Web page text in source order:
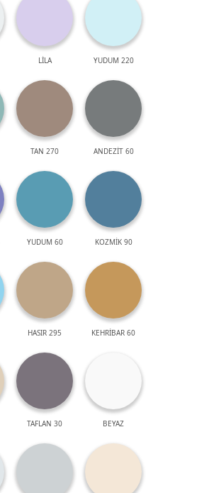
LİLA YUDUM 220
TAN 270 ANDEZİT 60
YUDUM 60 KOZMİK 90
HASIR 295 KEHRİBAR 60
TAFLAN 30 BEYAZ